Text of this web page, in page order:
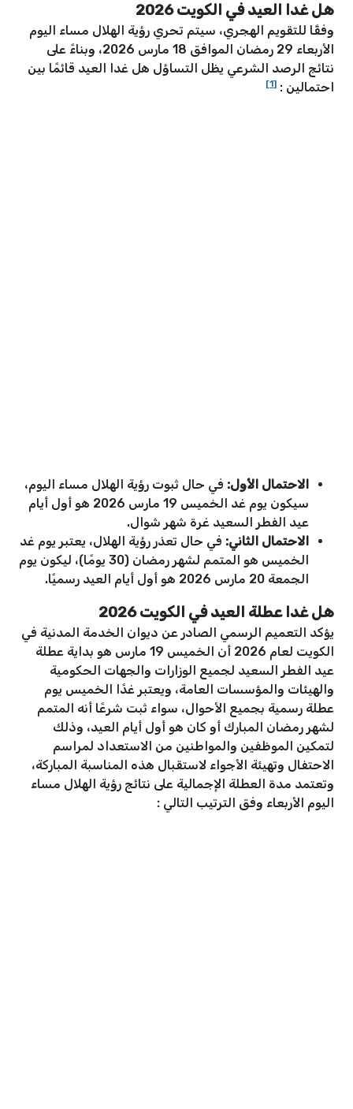
هل غدا العيد في الكويت 2026
وفقًا للتقويم الهجري، سيتم تحري رؤية الهلال مساء اليوم
الأربعاء 29 رمضان الموافق 18 مارس 2026، وبناءً على
نتائج الرصد الشرعي يظل التساؤل هل غدا العيد قائمًا بين
احتمالين : [1]
الاحتمال الأول: في حال ثبوت رؤية الهلال مساء اليوم،
سيكون يوم غد الخميس 19 مارس 2026 هو أول أيام
عيد الفطر السعيد غرة شهر شوال.
الاحتمال الثاني: في حال تعذر رؤية الهلال، يعتبر يوم غد
الخميس هو المتمم لشهر رمضان (30 يومًا)، ليكون يوم
الجمعة 20 مارس 2026 هو أول أيام العيد رسميًا.
هل غدا عطلة العيد في الكويت 2026
يؤكد التعميم الرسمي الصادر عن ديوان الخدمة المدنية في
الكويت لعام 2026 أن الخميس 19 مارس هو بداية عطلة
عيد الفطر السعيد لجميع الوزارات والجهات الحكومية
والهيئات والمؤسسات العامة، ويعتبر غدًا الخميس يوم
عطلة رسمية بجميع الأحوال، سواء ثبت شرعًا أنه المتمم
لشهر رمضان المبارك أو كان هو أول أيام العيد، وذلك
لتمكين الموظفين والمواطنين من الاستعداد لمراسم
الاحتفال وتهيئة الأجواء لاستقبال هذه المناسبة المباركة،
وتعتمد مدة العطلة الإجمالية على نتائج رؤية الهلال مساء
اليوم الأربعاء وفق الترتيب التالي :